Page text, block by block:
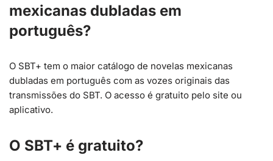
mexicanas dubladas em
português?
O SBT+ tem o maior catálogo de novelas mexicanas
dubladas em português com as vozes originais das
transmissões do SBT. O acesso é gratuito pelo site ou
aplicativo.
O SBT+ é gratuito?